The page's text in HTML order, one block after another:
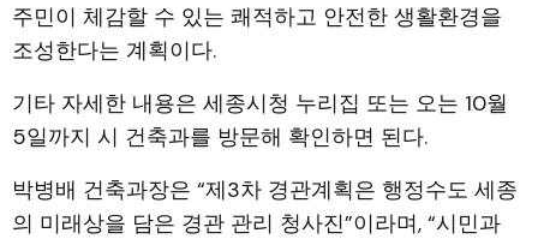
주민이 체감할 수 있는 쾌적하고 안전한 생활환경을
조성한다는 계획이다.
기타 자세한 내용은 세종시청 누리집 또는 오는 10월
5일까지 시 건축과를 방문해 확인하면 된다.
박병배 건축과장은 “제3차 경관계획은 행정수도 세종
의 미래상을 담은 경관 관리 청사진”이라며, “시민과